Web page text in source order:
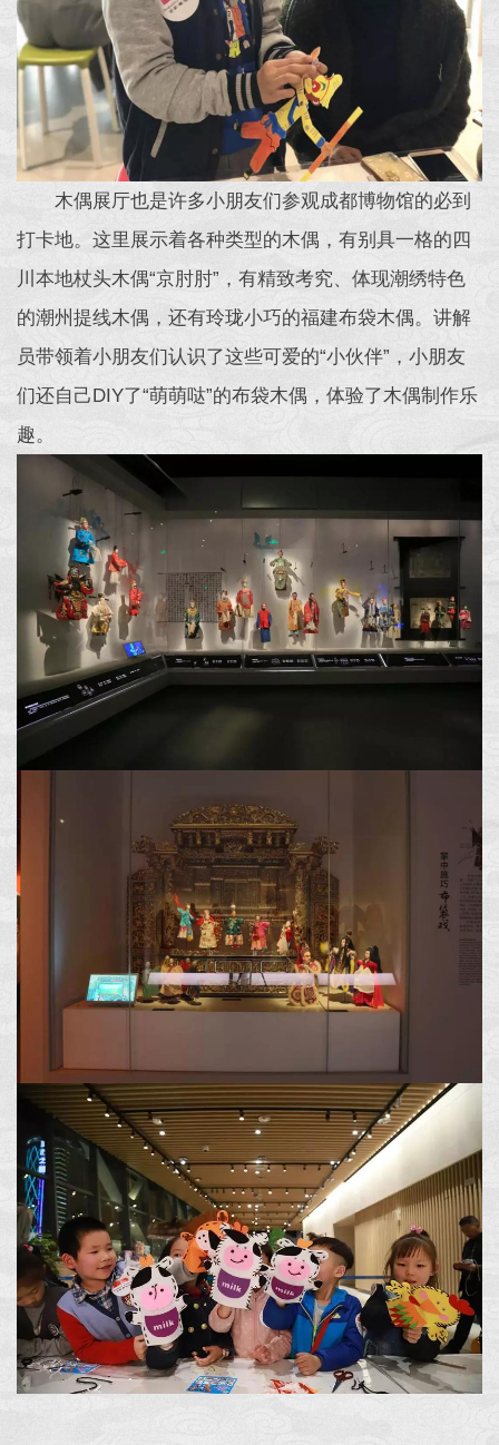
木偶展厅也是许多小朋友们参观成都博物馆的必到
打卡地。这里展示着各种类型的木偶，有别具一格的四
川本地杖头木偶“京肘肘”，有精致考究、体现潮绣特色
的潮州提线木偶，还有玲珑小巧的福建布袋木偶。讲解
员带领着小朋友们认识了这些可爱的“小伙伴”，小朋友
们还自己DIY了“萌萌哒”的布袋木偶，体验了木偶制作乐
趣。